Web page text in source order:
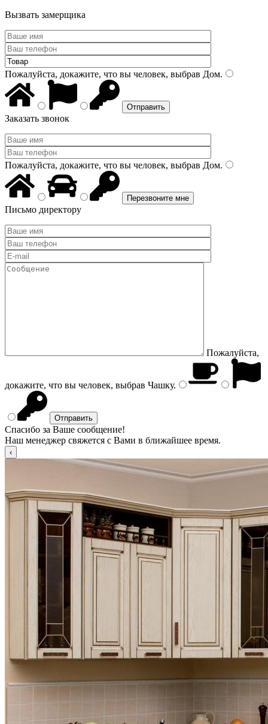
Вызвать замерщика
Пожалуйста, докажите, что вы человек, выбрав Дом.
Заказать звонок
Пожалуйста, докажите, что вы человек, выбрав Дом.
Письмо директору
Пожалуйста,
докажите, что вы человек, выбрав Чашку.
Спасибо за Ваше сообщение!
Наш менеджер свяжется с Вами в ближайшее время.